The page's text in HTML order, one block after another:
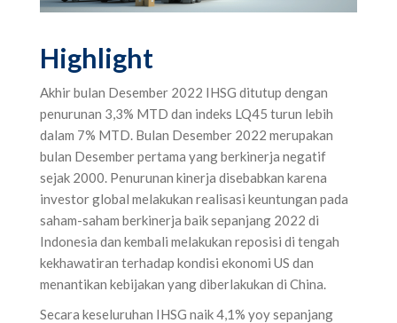
Highlight ‌
Akhir bulan Desember 2022 IHSG ditutup dengan
penurunan 3,3% MTD dan indeks LQ45 turun lebih
dalam 7% MTD. Bulan Desember 2022 merupakan
bulan Desember pertama yang berkinerja negatif
sejak 2000. Penurunan kinerja disebabkan karena
investor global melakukan realisasi keuntungan pada
saham-saham berkinerja baik sepanjang 2022 di
Indonesia dan kembali melakukan reposisi di tengah
kekhawatiran terhadap kondisi ekonomi US dan
menantikan kebijakan yang diberlakukan di China.
Secara keseluruhan IHSG naik 4,1% yoy sepanjang